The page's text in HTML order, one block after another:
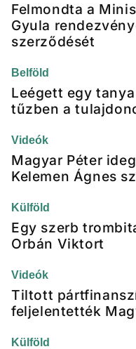
Felmondta a
Gyula
szerződését
Belföld
Leégett egy
tűzben a
Videók
Magyar Péter
Kelemen Ágnes
Külföld
Egy szerb
Orbán Viktort
Videók
Tiltott
feljelentették
Külföld